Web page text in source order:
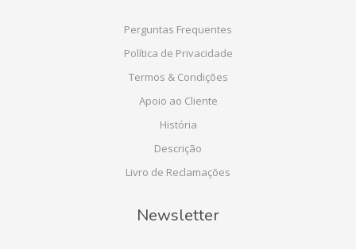
Perguntas Frequentes
Política de Privacidade
Termos & Condições
Apoio ao Cliente
História
Descrição
Livro de Reclamações
Newsletter